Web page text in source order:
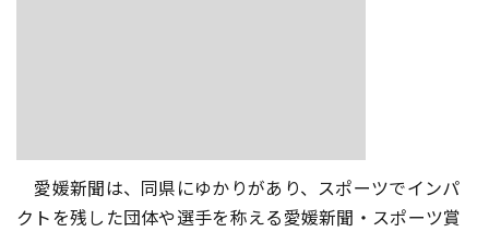
愛媛新聞は、同県にゆかりがあり、スポーツでインパ
クトを残した団体や選手を称える愛媛新聞・スポーツ賞